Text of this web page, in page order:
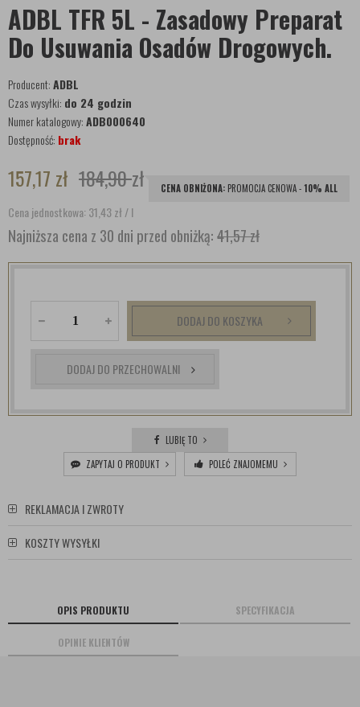
ADBL TFR 5L - Zasadowy Preparat
Do Usuwania Osadów Drogowych.
Producent:ADBL
Czas wysyłki: do 24 godzin
Numer katalogowy:ADB000640
Dostępność: brak
157,17 zł 184,90zł CENA OBNIŻONA: PROMOCJA CENOWA -10% ALL
Cena jednostkowa: 31,43zł/ l
Najniższa cena z 30 dni przed obniżką:41,57 zł
DODAJ DO KOSZYKA
DODAJ DO PRZECHOWALNI
LUBIĘ TO
ZAPYTAJ O PRODUKT
POLEĆ ZNAJOMEMU
REKLAMACJA I ZWROTY
KOSZTY WYSYŁKI
OPIS PRODUKTU SPECYFIKACJA
OPINIE KLIENTÓW